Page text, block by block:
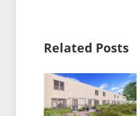
Related Posts